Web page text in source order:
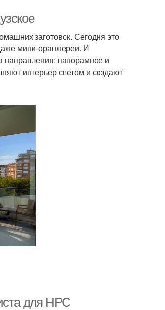
заготовок. Сегодня это
мини-оранжереи. И
направления: панорамное и
интерьер светом и создают
для НРС